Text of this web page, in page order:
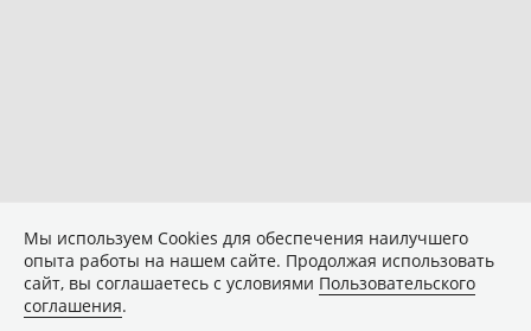
Мы используем Сookies для обеспечения наилучшего
опыта работы на нашем сайте. Продолжая использовать
сайт, вы соглашаетесь с условиями Пользовательского
соглашения.